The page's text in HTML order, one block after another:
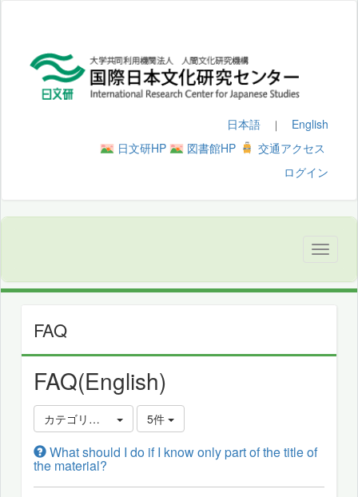
日本語 ｜ English
日文研HP
図書館HP
交通アクセス
ログイン
FAQ
FAQ(English)
カテゴリ選択 5件
What should I do if I know only part of the title of
the material?